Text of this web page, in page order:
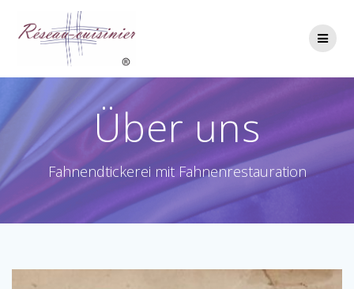
Über uns
Fahnendtickerei mit Fahnenrestauration